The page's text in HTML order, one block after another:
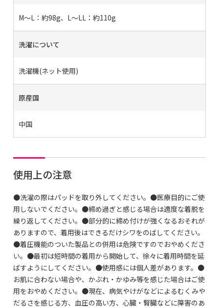
M～L：約98g、L～LL：約110g
洗濯について
洗濯機(ネット使用)
原産国
中国
使用上の注意
●洗濯の際はパッドを取り外してください。●医療目的にご使
用しないでください。●締め過ぎと感じる場合は適度な着脱を
繰り返してください。●部分的に締め付けが強くなるおそれが
ありますので、着用後はできるだけシワをのばしてください。
●着圧機能のついた製品との併用は危険ですのでおやめくださ
い。●最初は短時間の着用から開始して、徐々に着用時間を延
ばすようにしてください。●使用感には個人差があります。●
お肌に合わない場合や、かぶれ・かゆみ等を感じた場合はご使
用をおやめください。●現在、病気やけがなどによるむくみや
だるさを感じる方、血圧の高い方、心臓・腎臓などに障害のあ